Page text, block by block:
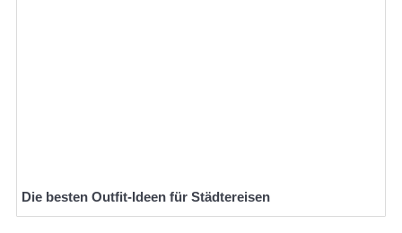
Die besten Outfit-Ideen für Städtereisen